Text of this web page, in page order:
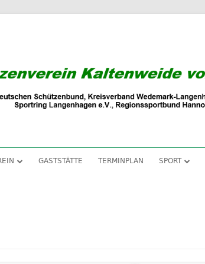
GASTSTÄTTE TERMINPLAN SPORT